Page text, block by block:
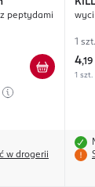
peptydami
w drogerii
1 szt.
4,19
1 szt.